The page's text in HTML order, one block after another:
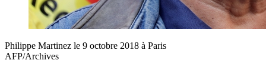
Philippe Martinez le 9 octobre 2018 à Paris
AFP/Archives